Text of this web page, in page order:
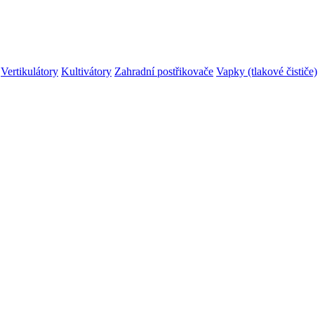
Vertikulátory Kultivátory Zahradní postřikovače Vapky (tlakové čističe)